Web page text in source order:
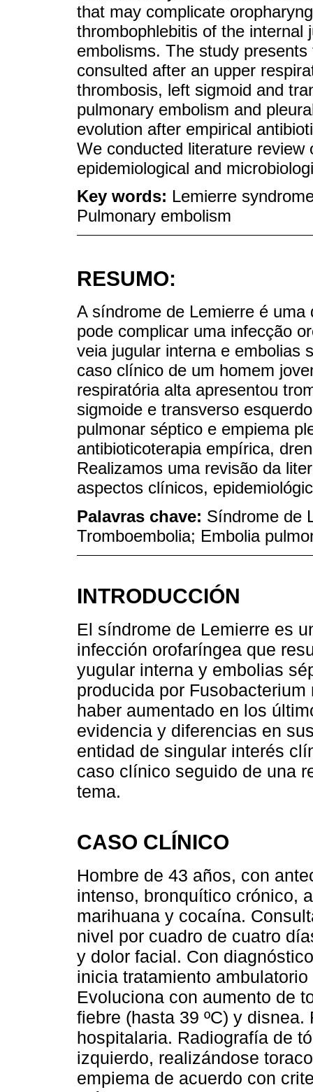
that may complicate
thrombophlebitis of the internal
embolisms. The study
consulted after an upper
thrombosis, left sigmoid and
pulmonary embolism and
evolution after empirical
We conducted literature
epidemiological and
Key words: Lemierre
Pulmonary embolism
RESUMO:
A síndrome de Lemierre é
pode complicar uma infecção
veia jugular interna e embolias
caso clínico de um homem
respiratória alta apresentou
sigmoide e transverso
pulmonar séptico e empiema
antibioticoterapia empírica,
Realizamos uma revisão da
aspectos clínicos,
Palavras chave: Síndrome de
Tromboembolia; Embolia
INTRODUCCIÓN
El síndrome de Lemierre es
infección orofaríngea que
yugular interna y embolias
producida por
haber aumentado en los
evidencia y diferencias en
entidad de singular interés
caso clínico seguido de una
tema.
CASO CLÍNICO
Hombre de 43 años, con
intenso, bronquítico crónico,
marihuana y cocaína.
nivel por cuadro de cuatro
y dolor facial. Con
inicia tratamiento
Evoluciona con aumento de
fiebre (hasta 39 ºC) y
hospitalaria. Radiografía de
izquierdo, realizándose
empiema de acuerdo con